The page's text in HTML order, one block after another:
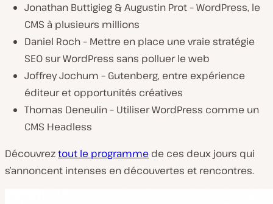
Jonathan Buttigieg & Augustin Prot – WordPress, le
CMS à plusieurs millions
Daniel Roch – Mettre en place une vraie stratégie
SEO sur WordPress sans polluer le web
Joffrey Jochum – Gutenberg, entre expérience
éditeur et opportunités créatives
Thomas Deneulin – Utiliser WordPress comme un
CMS Headless
Découvreztout le programme de ces deux jours qui
s’annoncent intenses en découvertes et rencontres.